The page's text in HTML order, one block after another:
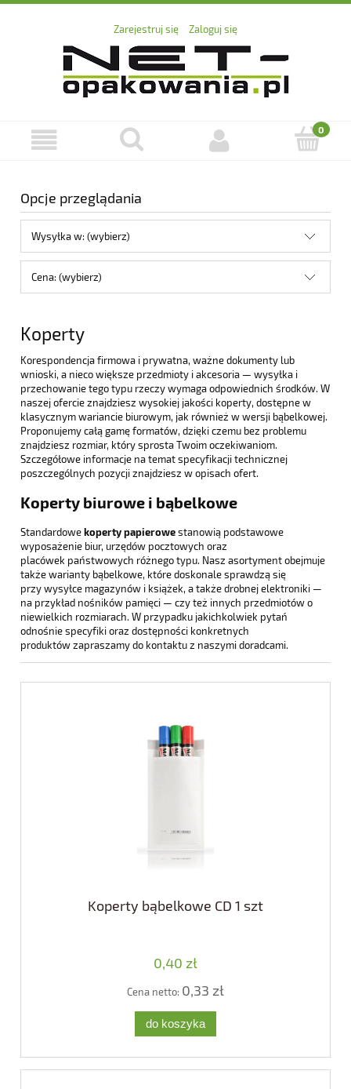
Zarejestruj się Zaloguj się
Opcje przeglądania
Wysyłka w: (wybierz)
Cena: (wybierz)
Koperty
Korespondencja firmowa i prywatna, ważne dokumenty lub
wnioski, a nieco większe przedmioty i akcesoria — wysyłka i
przechowanie tego typu rzeczy wymaga odpowiednich środków. W
naszej ofercie znajdziesz wysokiej jakości koperty, dostępne w
klasycznym wariancie biurowym, jak również w wersji bąbelkowej.
Proponujemy całą gamę formatów, dzięki czemu bez problemu
znajdziesz rozmiar, który sprosta Twoim oczekiwaniom.
Szczegółowe informacje na temat specyfikacji technicznej
poszczególnych pozycji znajdziesz w opisach ofert.
Koperty biurowe i bąbelkowe
Standardowe koperty papierowe stanowią podstawowe
wyposażenie biur, urzędów pocztowych oraz
placówek państwowych różnego typu. Nasz asortyment obejmuje
także warianty bąbelkowe, które doskonale sprawdzą się
przy wysyłce magazynów i książek, a także drobnej elektroniki —
na przykład nośników pamięci — czy też innych przedmiotów o
niewielkich rozmiarach. W przypadku jakichkolwiek pytań
odnośnie specyfiki oraz dostępności konkretnych
produktów zapraszamy do kontaktu z naszymi doradcami.
Koperty bąbelkowe CD 1 szt
0,40 zł
Cena netto: 0,33 zł
do koszyka